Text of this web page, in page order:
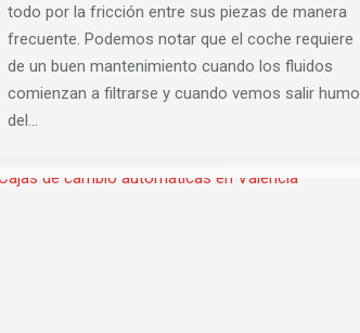
todo por la fricción entre sus piezas de manera
frecuente. Podemos notar que el coche requiere
de un buen mantenimiento cuando los fluidos
comienzan a filtrarse y cuando vemos salir humo
del…